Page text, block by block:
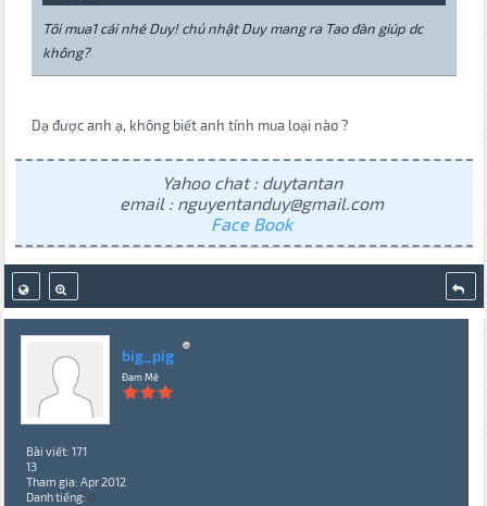
Tôi mua1 cái nhé Duy! chủ nhật Duy mang ra Tao đàn giúp dc
không?
Dạ được anh ạ, không biết anh tính mua loại nào ?
Yahoo chat : duytantan
email : nguyentanduy@gmail.com
Face Book
big_pig
Đam Mê
Bài viết: 171
13
Tham gia: Apr 2012
Danh tiếng: 0